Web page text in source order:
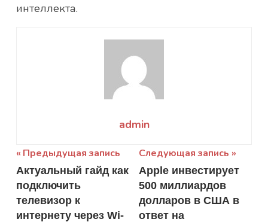
интеллекта.
admin
Навигация
по
записям
Предыдущая запись
Актуальный гайд как
подключить
телевизор к
интернету через Wi-
Следующая запись
Apple инвестирует
500 миллиардов
долларов в США в
ответ на